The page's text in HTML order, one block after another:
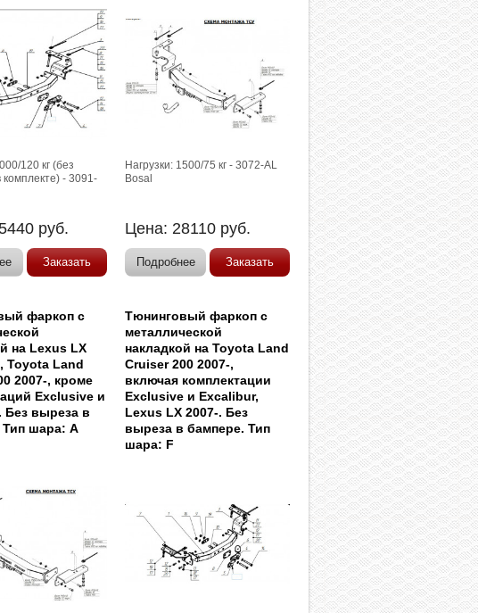
120 кг (без
комплекте) - 3091-
руб.
Заказать
Нагрузки: 1500/75 кг - 3072-AL
Bosal
Цена: 28110 руб.
Подробнее Заказать
фаркоп с
на Lexus LX
Toyota Land
2007-, кроме
Exclusive и
Без выреза в
Тип шара: A
Тюнинговый фаркоп с
металлической
накладкой на Toyota Land
Cruiser 200 2007-,
включая комплектации
Exclusive и Excalibur,
Lexus LX 2007-. Без
выреза в бампере. Тип
шара: F